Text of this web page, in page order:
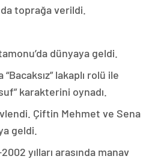
toprağa verildi.
dünyaya geldi.
“Bacaksız” lakaplı rolü ile
karakterini oynadı.
Çiftin Mehmet ve Sena
geldi.
yılları arasında manav